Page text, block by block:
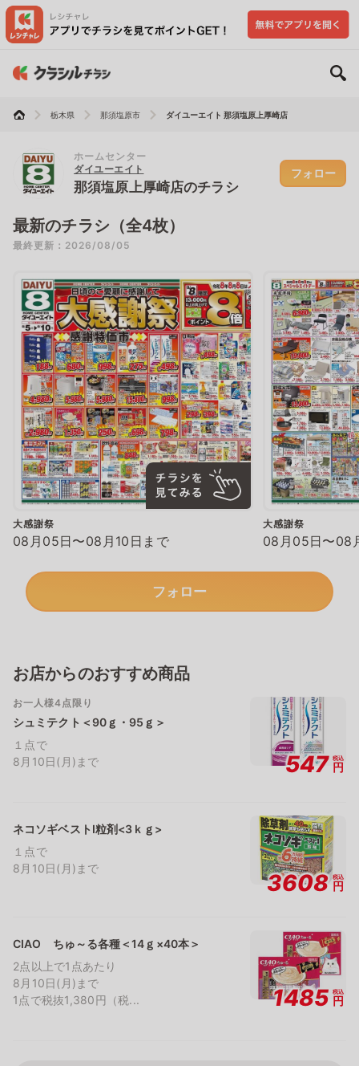
栃木県 那須塩原市 ダイユーエイト 那須塩原上厚崎店
ホームセンター
ダイユーエイト
那須塩原上厚崎店のチラシ
フォロー
最新のチラシ（全4枚）
最終更新：2026/08/05
大感謝祭
08月05日〜08月10日まで
大感謝祭
08月05日〜08
フォロー
お店からのおすすめ商品
お一人様4点限り
シュミテクト＜90ｇ・95ｇ＞
１点で
8月10日(月)まで
547 税込
円
ネコソギベストⅠ粒剤<3ｋｇ>
１点で
8月10日(月)まで
3608 税込
円
CIAO ちゅ～る各種＜14ｇ×40本＞
2点以上で1点あたり
8月10日(月)まで
1点で税抜1,380円（税...
1485 税込
円